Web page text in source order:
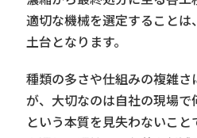
適切な機械を選定すること
土台となります。
種類の多さや仕組みの複雑さ
が、大切なのは自社の現場
という本質を見失わないこ